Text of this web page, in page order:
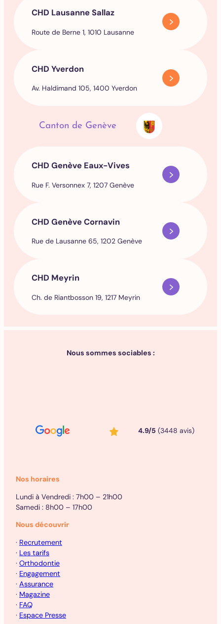
CHD Lausanne Sallaz
Route de Berne 1, 1010 Lausanne
CHD Yverdon
Av. Haldimand 105, 1400 Yverdon
Canton de Genève
CHD Genève Eaux-Vives
Rue F. Versonnex 7, 1207 Genève
CHD Genève Cornavin
Rue de Lausanne 65, 1202 Genève
CHD Meyrin
Ch. de Riantbosson 19, 1217 Meyrin
Nous sommes sociables :
4.9/5 (3448 avis)
Nos horaires
Lundi à Vendredi : 7h00 – 21h00
Samedi : 8h00 – 17h00
Nous découvrir
· Recrutement
· Les tarifs
· Orthodontie
· Engagement
· Assurance
· Magazine
· FAQ
· Espace Presse